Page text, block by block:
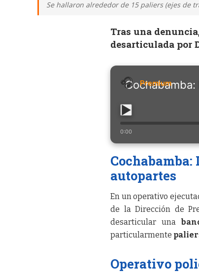
Se hallaron alrededor de 15 paliers (ejes de
Tras una
desarticulada por
0:00
autopartes
En un operativo
de la Dirección de
desarticular una
particularmente
Operativo